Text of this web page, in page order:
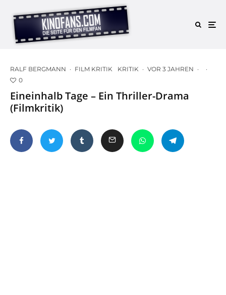
RALF BERGMANN · FILM KRITIK KRITIK · VOR 3 JAHREN ·
·
0
Eineinhalb Tage – Ein Thriller-Drama
(Filmkritik)